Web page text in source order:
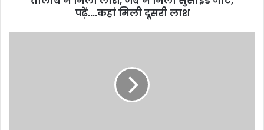
पढ़ें....कहां मिली दूसरी लाश